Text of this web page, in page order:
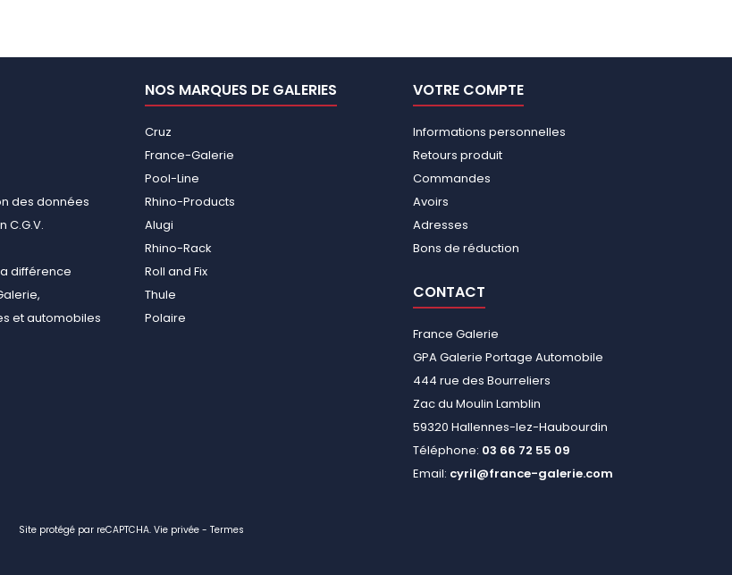
des données
C.G.V.
différence
et automobiles
NOS MARQUES DE GALERIES
Cruz
France-Galerie
Pool-Line
Rhino-Products
Alugi
Rhino-Rack
Roll and Fix
Thule
Polaire
VOTRE COMPTE
Informations personnelles
Retours produit
Commandes
Avoirs
Adresses
Bons de réduction
CONTACT
France Galerie
GPA Galerie Portage Automobile
444 rue des Bourreliers
Zac du Moulin Lamblin
59320 Hallennes-lez-Haubourdin
Téléphone: 03 66 72 55 09
Email: cyril@france-galerie.com
Site protégé par reCAPTCHA. Vie privée - Termes